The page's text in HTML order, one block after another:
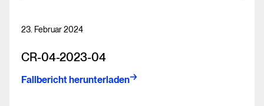
23. Februar 2024
CR-04-2023-04
Fallbericht herunterladen